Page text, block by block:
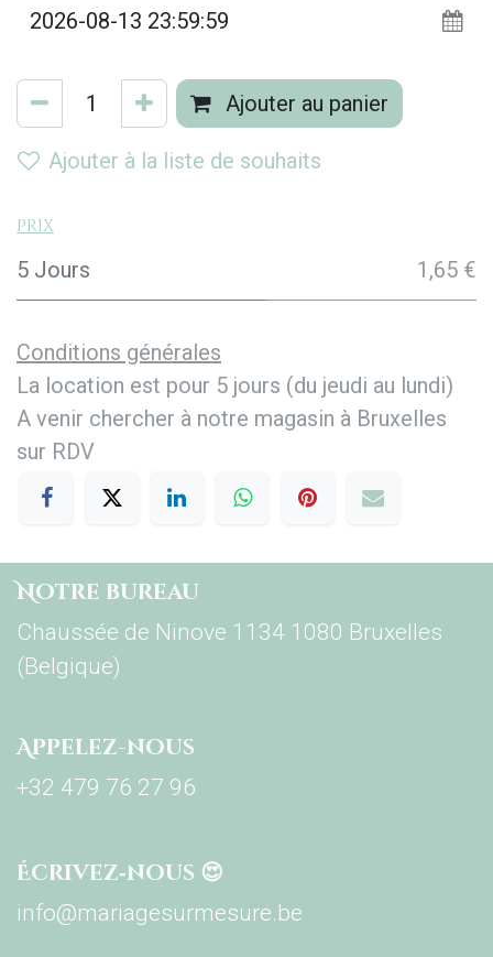
Ajouter au panier
Ajouter à la liste de souhaits
Prix
5 Jours 1,65 €
Conditions générales
La location est pour 5 jours (du jeudi au lundi)
A venir chercher à notre magasin à Bruxelles
sur RDV
Notre bureau
Chaussée de Ninove 1134 1080 Bruxelles
(Belgique)
Appelez-nous
+32 479 76 27 96
Écrivez‑nous 😍
info@mariagesurmesure.be